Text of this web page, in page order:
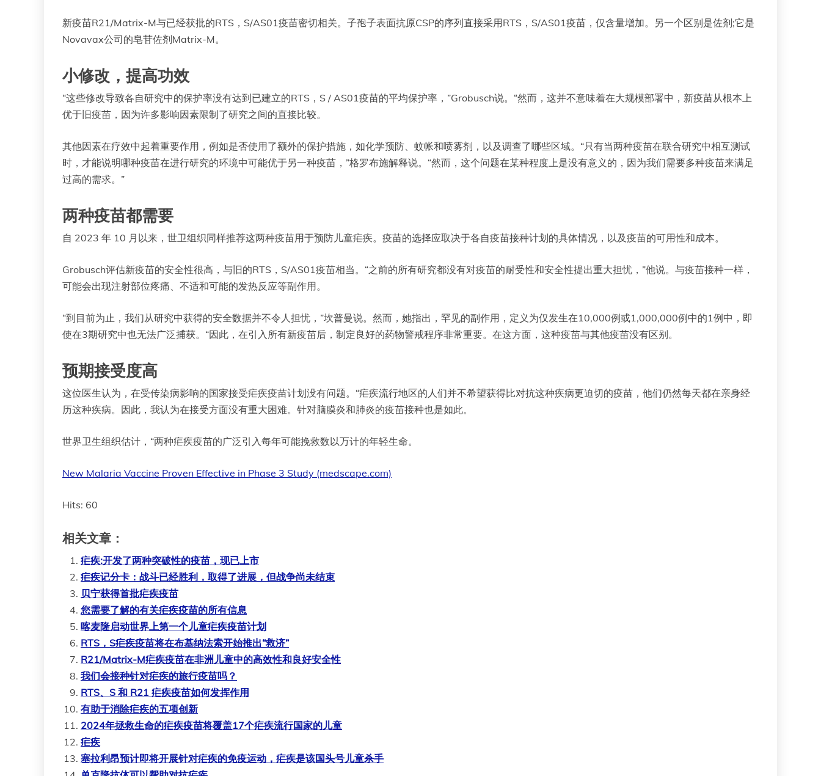
新疫苗R21/Matrix-M与已经获批的RTS，S/AS01疫苗密切相关。子孢子表面抗原CSP的序列直接采用RTS，S/AS01疫苗，仅含量增加。另一个区别是佐剂;它是
Novavax公司的皂苷佐剂Matrix-M。
小修改，提高功效
“这些修改导致各自研究中的保护率没有达到已建立的RTS，S / AS01疫苗的平均保护率，”Grobusch说。“然而，这并不意味着在大规模部署中，新疫苗从根本上
优于旧疫苗，因为许多影响因素限制了研究之间的直接比较。
其他因素在疗效中起着重要作用，例如是否使用了额外的保护措施，如化学预防、蚊帐和喷雾剂，以及调查了哪些区域。“只有当两种疫苗在联合研究中相互测试
时，才能说明哪种疫苗在进行研究的环境中可能优于另一种疫苗，”格罗布施解释说。“然而，这个问题在某种程度上是没有意义的，因为我们需要多种疫苗来满足
过高的需求。”
两种疫苗都需要
自 2023 年 10 月以来，世卫组织同样推荐这两种疫苗用于预防儿童疟疾。疫苗的选择应取决于各自疫苗接种计划的具体情况，以及疫苗的可用性和成本。
Grobusch评估新疫苗的安全性很高，与旧的RTS，S/AS01疫苗相当。“之前的所有研究都没有对疫苗的耐受性和安全性提出重大担忧，”他说。与疫苗接种一样，
可能会出现注射部位疼痛、不适和可能的发热反应等副作用。
“到目前为止，我们从研究中获得的安全数据并不令人担忧，”坎普曼说。然而，她指出，罕见的副作用，定义为仅发生在10,000例或1,000,000例中的1例中，即
使在3期研究中也无法广泛捕获。“因此，在引入所有新疫苗后，制定良好的药物警戒程序非常重要。在这方面，这种疫苗与其他疫苗没有区别。
预期接受度高
这位医生认为，在受传染病影响的国家接受疟疾疫苗计划没有问题。“疟疾流行地区的人们并不希望获得比对抗这种疾病更迫切的疫苗，他们仍然每天都在亲身经
历这种疾病。因此，我认为在接受方面没有重大困难。针对脑膜炎和肺炎的疫苗接种也是如此。
世界卫生组织估计，“两种疟疾疫苗的广泛引入每年可能挽救数以万计的年轻生命。
New Malaria Vaccine Proven Effective in Phase 3 Study (medscape.com)
Hits: 60
相关文章：
疟疾:开发了两种突破性的疫苗，现已上市
疟疾记分卡：战斗已经胜利，取得了进展，但战争尚未结束
贝宁获得首批疟疾疫苗
您需要了解的有关疟疾疫苗的所有信息
喀麦隆启动世界上第一个儿童疟疾疫苗计划
RTS，S疟疾疫苗将在布基纳法索开始推出“救济”
R21/Matrix-M疟疾疫苗在非洲儿童中的高效性和良好安全性
我们会接种针对疟疾的旅行疫苗吗？
RTS、S 和 R21 疟疾疫苗如何发挥作用
有助于消除疟疾的五项创新
2024年拯救生命的疟疾疫苗将覆盖17个疟疾流行国家的儿童
疟疾
塞拉利昂预计即将开展针对疟疾的免疫运动，疟疾是该国头号儿童杀手